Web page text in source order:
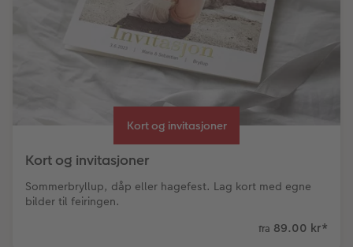
Kort og invitasjoner
Kort og invitasjoner
Sommerbryllup, dåp eller hagefest. Lag kort med egne
bilder til feiringen.
fra 89.00 kr*